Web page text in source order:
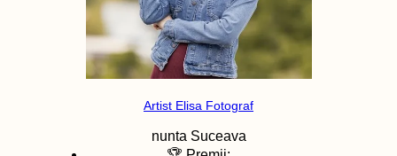
Artist Elisa Fotograf
nunta Suceava